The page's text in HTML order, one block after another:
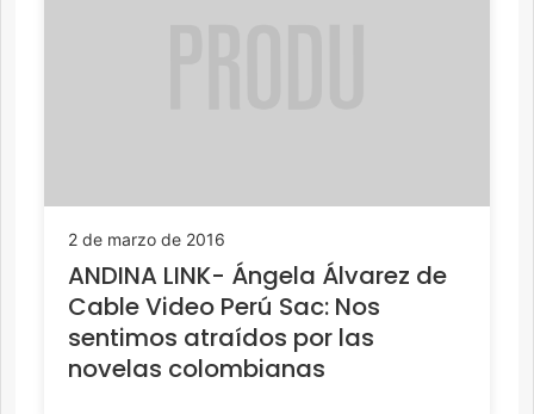
2 de marzo de 2016
ANDINA LINK- Ángela Álvarez de
Cable Video Perú Sac: Nos
sentimos atraídos por las
novelas colombianas